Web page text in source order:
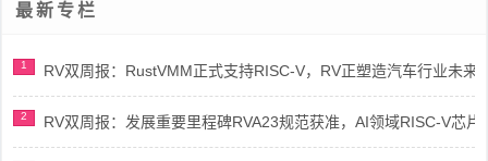
最新专栏
1 RV双周报：RustVMM正式支持RISC-V，RV正塑造汽车行业未来
2 RV双周报：发展重要里程碑RVA23规范获准，AI领域RISC-V芯